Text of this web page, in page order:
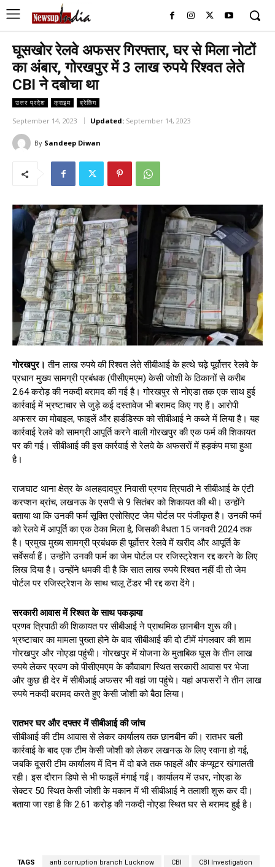
घूसखोर रेलवे अफसर गिरफ्तार, घर से मिला नोटों
का अंबार, गोरखपुर में 3 लाख रुपये रिश्वत लेते
CBI ने दबोचा था
उत्तर प्रदेश क्राइम ब्रेकिंग
September 14, 2023 Updated: September 14, 2023
By Sandeep Diwan
गोरखपुर।तीन लाख रुपये की रिश्वत लेते सीबीआई के हत्थे चढ़े पूर्वोत्तर रेलवे के
प्रधान मुख्य सामग्री प्रबंधक (पीसीएमएम) केसी जोशी के ठिकानों से करीब
2.64 करोड़ की नकदी बरामद की गई है। गोरखपुर से नोएडा तक एक साथ हुई
कार्रवाई में भ्रष्टाचार से जुड़े कई दस्तावेज भी बरामद किए गए हैं। आरोपी
अफसर का मोबाइल, फाइलें और हार्डडिस्क को सीबीआई ने कब्जे में लिया है। यह
कार्रवाई रेलवे को सामग्री आपूर्ति करने वाली गोरखपुर की एक फर्म की शिकायत
पर की गई। सीबीआई की इस कार्रवाई से रेलवे के अफसरों में हड़कंप मचा हुआ
है।
राजघाट थाना क्षेत्र के अलहदादपुर निवासी प्रणव त्रिपाठी ने सीबीआई के एंटी
करप्शन ब्रांच, लखनऊ के एसपी से 9 सितंबर को शिकायत की थी। उन्होंने
बताया था कि उनकी फर्म सूक्ति एसोसिएट जेम पोर्टल पर पंजीकृत है। उनकी फर्म
को रेलवे में आपूर्ति का एक ठेका मिला है, जिसकी वैधता 15 जनवरी 2024 तक
है। प्रमुख मुख्य सामग्री प्रबंधक ही पूर्वोत्तर रेलवे में खरीद और आपूर्ति के
सर्वेसर्वा हैं। उन्होंने उनकी फर्म का जेम पोर्टल पर रजिस्ट्रेशन रद्द करने के लिए
लिख दिया है। उन्होंने धमकी दी है कि सात लाख रुपये रिश्वत नहीं दी तो जेम
पोर्टल पर रजिस्ट्रेशन के साथ चालू टेंडर भी रद्द करा देंगे।
सरकारी आवास में रिश्वत के साथ पकड़ाया
प्रणव त्रिपाठी की शिकायत पर सीबीआई ने प्राथमिक छानबीन शुरू की।
भ्रष्टाचार का मामला पुख्ता होने के बाद सीबीआई की दो टीमें मंगलवार की शाम
गोरखपुर और नोएडा पहुंची। गोरखपुर में योजना के मुताबिक घूस के तीन लाख
रुपये लेकर प्रवण को पीसीएमएम के कौवाबाग स्थित सरकारी आवास पर भेजा
और कुछ ही देर में सीबीआई अफसर भी वहां जा पहुंचे। यहां अफसरों ने तीन लाख
रुपये नकदी बरामद करते हुए केसी जोशी को बैठा लिया।
रातभर घर और दफ्तर में सीबीआई की जांच
सीबीआई की टीम आवास से लेकर कार्यालय तक छानबीन की। रातभर चली
कार्रवाई के बाद एक टीम केसी जोशी को लेकर लखनऊ के लिए रवाना हो गई,
जबकि दूसरी टीम कार्यालय में दिन में दो बजे तक फाइलें और कंप्यूटर खंगालती
रही। इस दौरान डिपो से भी फाइलें मंगाई गईं। कार्यालय में उधर, नोएडा के
सेक्टर 50 स्थित केसी जोशी के मकान में भी सीबीआई ने तलाशी शुरू कर दी।
बताया जा रहा है कि 2.61 करोड़ की नकदी नोएडा स्थित घर से बरामद हुई है।
TAGS anti corruption branch Lucknow CBI CBI Investigation